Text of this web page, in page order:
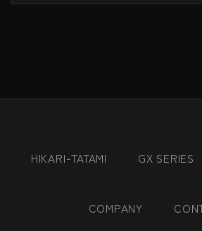
HIKARI-TATAMI GX SERIES
COMPANY